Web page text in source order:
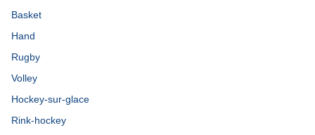
Basket
Hand
Rugby
Volley
Hockey-sur-glace
Rink-hockey